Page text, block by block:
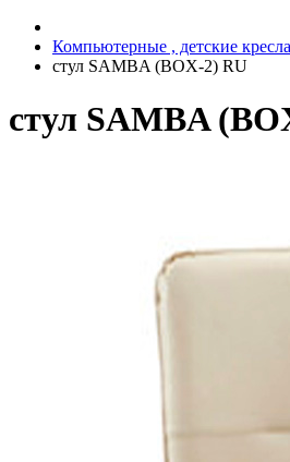
Компьютерные , детские
стул SAMBA (BOX-2) RU
стул SAMBA